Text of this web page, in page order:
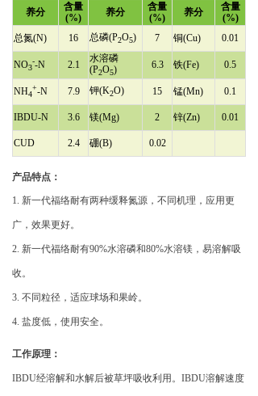
养分
含量
(%)
养分
含量
(%)
养分
含量
(%)
总氮(N)
16 总磷(P2O5) 7 铜(Cu) 0.01
NO3
--N 2.1
水溶磷
(P2O5) 6.3 铁(Fe) 0.5
NH4
+-N 7.9 钾(K2O) 15 锰(Mn) 0.1
IBDU-N 3.6 镁(Mg) 2 锌(Zn) 0.01
CUD 2.4 硼(B) 0.02
产品特点：
1. 新一代福络耐有两种缓释氮源，不同机理，应用更
广，效果更好。
2. 新一代福络耐有90%水溶磷和80%水溶镁，易溶解吸
收。
3. 不同粒径，适应球场和果岭。
4. 盐度低，使用安全。
工作原理：
IBDU经溶解和水解后被草坪吸收利用。IBDU溶解速度